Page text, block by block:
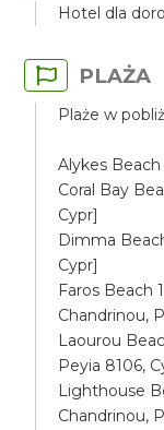
Hotel dla
PLAŻA
Plaże w
Alykes
Coral Bay
Cypr]
Dimma
Cypr]
Faros Beach
Chandrinou,
Laourou
Peyia 8106,
Lighthouse
Chandrinou,